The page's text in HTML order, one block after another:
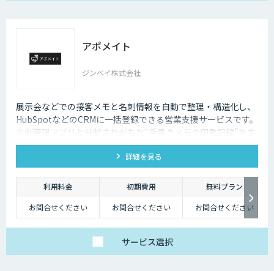
アポメイト
ジンベイ株式会社
展示会などでの接客メモと名刺情報を自動で整理・構造化し、
HubSpotなどのCRMに一括登録できる営業支援サービスです。
名刺管理アプリと分断されがちな“手書きメモや印象記録”を生
成AIで読み取ります。
詳細を見る
利用料金 初期費用
無料プラン
お問合せください
お問合せください お問合せください
サービス選択